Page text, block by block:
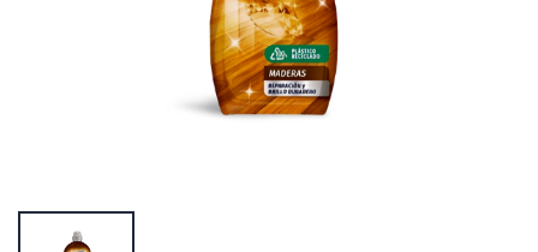
Tenn limpiador de
: 2,63€
Tenn limpiador
superficies
delicadas 1,3L
Precio
P